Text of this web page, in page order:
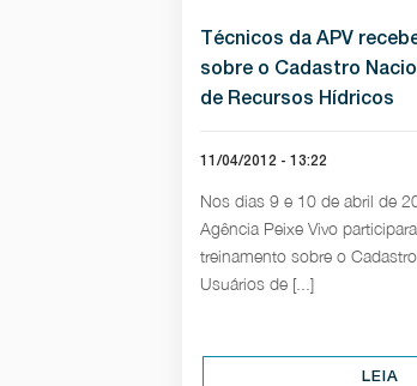
Técnicos da APV
sobre o Cadastro
de Recursos Hídricos
11/04/2012 - 13:22
Nos dias 9 e 10 de abril de
Agência Peixe Vivo
treinamento sobre o
Usuários de [...]
LEIA